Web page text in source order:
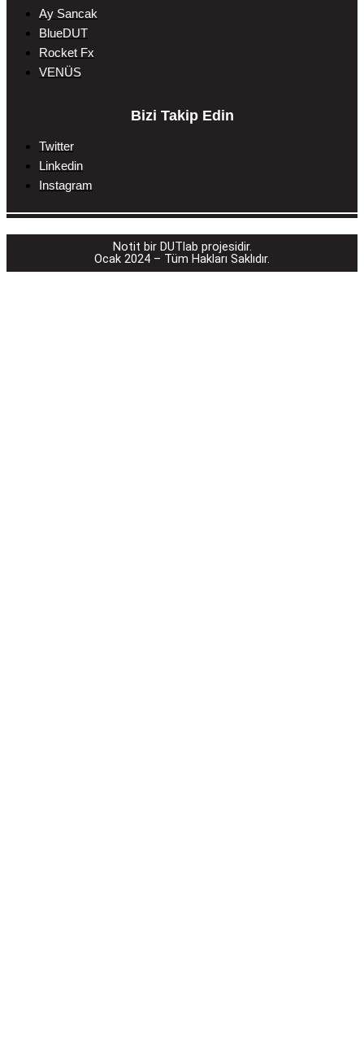
Ay Sancak
BlueDUT
Rocket Fx
VENÜS
Bizi Takip Edin
Twitter
Linkedin
Instagram
Notit bir DUTlab projesidir.
Ocak 2024 – Tüm Hakları Saklıdır.